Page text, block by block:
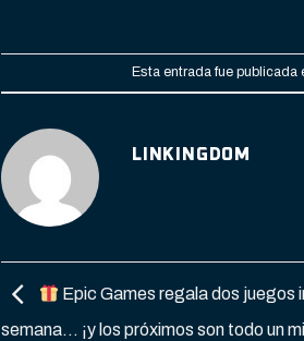
Esta entrada fue publicada
LINKINGDOM
Epic Games regala dos juegos
semana… ¡y los próximos son todo un